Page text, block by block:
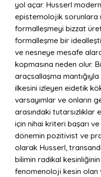
yol açar. Husserl
epistemolojik sorunlara
formalleşmeyi bizzat
formalleşme bir
ve nesneye mesafe
kopmasına neden olur.
araçsallaşma
ilkesini izleyen eidetik
varsayımlar ve onların
arasındaki tutarsızlıklar
için nihai kriteri başarı
dönemin pozitivist ve
olarak Husserl,
bilimin radikal
fenomenoloji kesin olan